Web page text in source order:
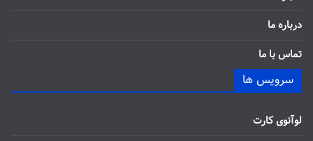
درباره ما
تماس با ما
سرویس ها
لوآنوی کارت